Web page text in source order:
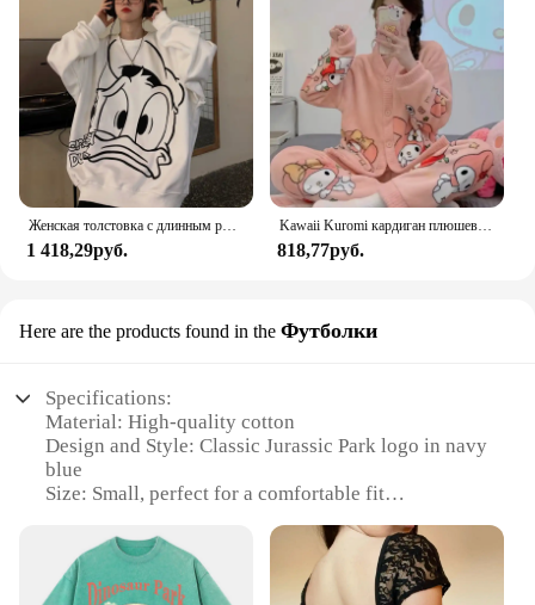
Женская толстовка с длинным рукавом и круглым вырезом
1 418,29руб.
Kawaii Kuromi кардиган плюшевый пижамный комплект для женщин Sanrioed аниме Cinnamoroll My Melody домашняя одежда весна зима сладкий утепленный
818,77руб.
Here are the products found in the Футболки
Specifications:
Material: High-quality cotton
Design and Style: Classic Jurassic Park logo in navy
blue
Size: Small, perfect for a comfortable fit
the Jurassic Park franchise
Performance and Property: Durable, washable, and
designed to withstand daily wear